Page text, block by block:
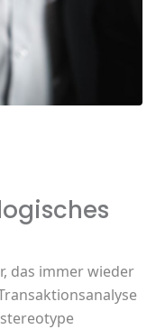
das immer wieder